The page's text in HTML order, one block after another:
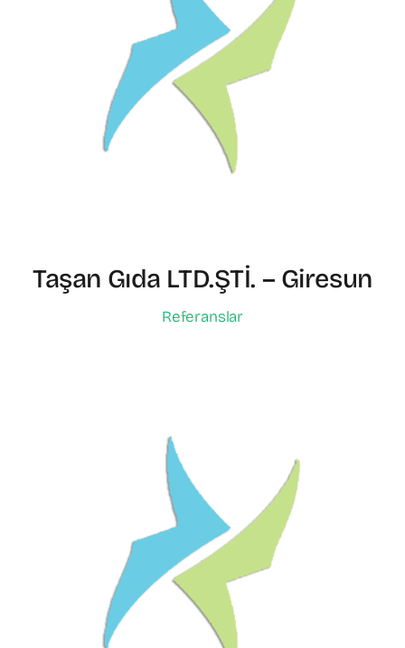
Taşan Gıda LTD.ŞTİ. – Giresun
Referanslar